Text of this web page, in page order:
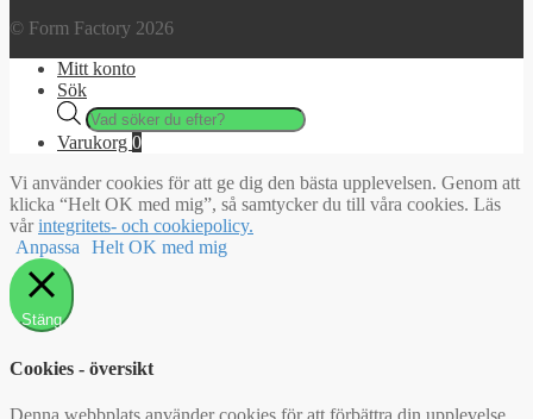
© Form Factory 2026
Mitt konto
Sök
Products
search
Varukorg 0
Vi använder cookies för att ge dig den bästa upplevelsen. Genom att
klicka “Helt OK med mig”, så samtycker du till våra cookies. Läs
vårintegritets- och cookiepolicy.
Anpassa
Helt OK med mig
Stäng
Cookies - översikt
Denna webbplats använder cookies för att förbättra din upplevelse